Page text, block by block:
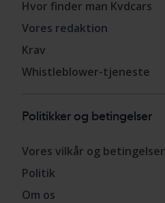
Hvor finder man Kvdcars
Vores redaktion
Krav
Whistleblower-tjeneste
Politikker og betingelser
Vores vilkår og betingelser
Politik
Om os